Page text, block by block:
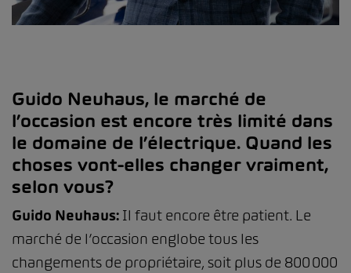
Guido Neuhaus, le marché de
l’occasion est encore très limité dans
le domaine de l’électrique. Quand les
choses vont-elles changer vraiment,
selon vous?
Guido Neuhaus: Il faut encore être patient. Le
marché de l’occasion englobe tous les
changements de propriétaire, soit plus de 800 000